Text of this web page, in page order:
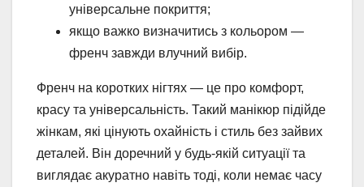
універсальне покриття;
якщо важко визначитись з кольором —
френч завжди влучний вибір.
Френч на коротких нігтях — це про комфорт,
красу та універсальність. Такий манікюр підійде
жінкам, які цінують охайність і стиль без зайвих
деталей. Він доречний у будь-якій ситуації та
виглядає акуратно навіть тоді, коли немає часу